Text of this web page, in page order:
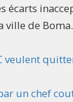
ville de Boma.
veulent
un chef